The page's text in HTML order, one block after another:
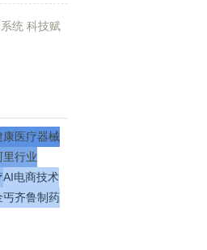
统 科技赋
康医疗器械
里行业
AI电商技术
丐齐鲁制药